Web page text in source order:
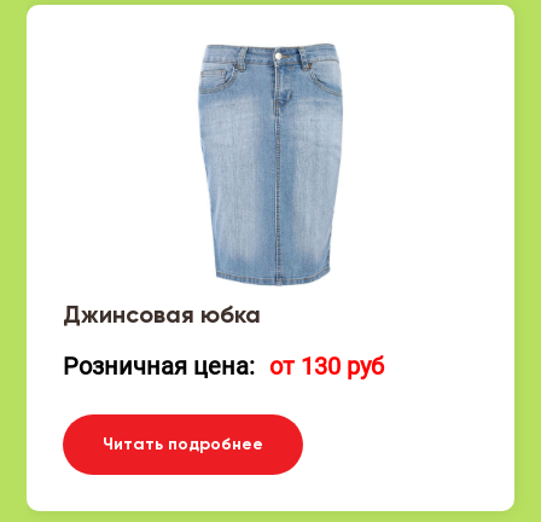
Джинсовая юбка
Розничная цена: от 130 руб
Читать подробнее